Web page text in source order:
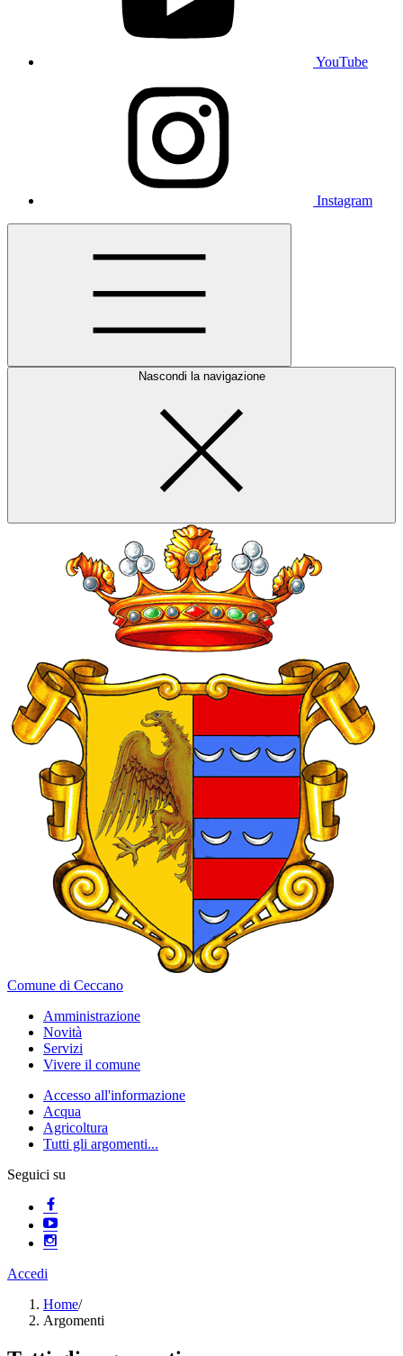
YouTube
Instagram
Nascondi la navigazione
Comune di Ceccano
Amministrazione
Novità
Servizi
Vivere il comune
Accesso all'informazione
Acqua
Agricoltura
Tutti gli argomenti...
Seguici su
Accedi
Home/
Argomenti